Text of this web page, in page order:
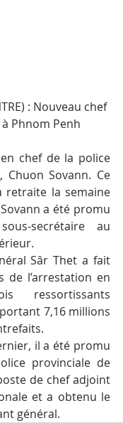
: Nouveau chef
Phnom Penh
chef de la police
Chuon Sovann. Ce
retraite la semaine
a été promu
secrétaire au
Sâr Thet a fait
l’arrestation en
ressortissants
7,16 millions
il a été promu
provinciale de
de chef adjoint
et a obtenu le
général.